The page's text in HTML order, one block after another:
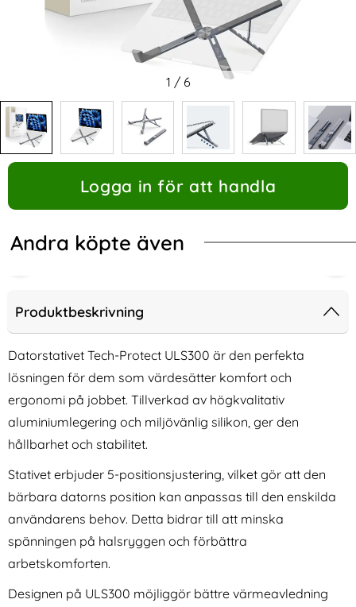
1 / 6
Logga in för att handla
Andra köpte även
Kickstand Safirblå
BullCaptain Business Portfölj
/ Handväska i Äkta Läder
Brun
Art. nr 223178
rea pris
499 krtidigare pris
499 kr
Tillgänglighet:
I lager
Business Portfölj / Handväska i Äkta Läder Brun
ESR Tesla Model 3 / Y / X / S
Skärm Mobilhållare MagSafe
Laddare
Art. nr 226351
rea pris
461 krtidigare pris
461 kr
Tillgänglighet:
I lager
ESR Tesla Model 3 / Y / X / S
Produktbeskrivning
Datorstativet Tech-Protect ULS300 är den perfekta
lösningen för dem som värdesätter komfort och
ergonomi på jobbet. Tillverkad av högkvalitativ
aluminiumlegering och miljövänlig silikon, ger den
hållbarhet och stabilitet.
Stativet erbjuder 5-positionsjustering, vilket gör att den
bärbara datorns position kan anpassas till den enskilda
användarens behov. Detta bidrar till att minska
spänningen på halsryggen och förbättra
arbetskomforten.
Designen på ULS300 möjliggör bättre värmeavledning